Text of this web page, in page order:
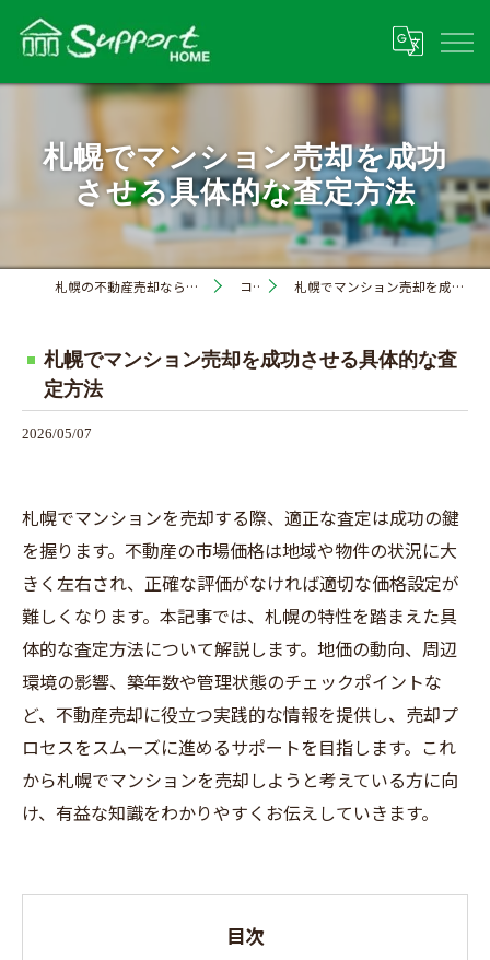
札幌でマンション売却を成功
させる具体的な査定方法
札幌の不動産売却なら株式会社サポートホーム コラム 札幌でマンション売却を成功させる具体的な査定方法
札幌でマンション売却を成功させる具体的な査
定方法
2026/05/07
札幌でマンションを売却する際、適正な査定は成功の鍵
を握ります。不動産の市場価格は地域や物件の状況に大
きく左右され、正確な評価がなければ適切な価格設定が
難しくなります。本記事では、札幌の特性を踏まえた具
体的な査定方法について解説します。地価の動向、周辺
環境の影響、築年数や管理状態のチェックポイントな
ど、不動産売却に役立つ実践的な情報を提供し、売却プ
ロセスをスムーズに進めるサポートを目指します。これ
から札幌でマンションを売却しようと考えている方に向
け、有益な知識をわかりやすくお伝えしていきます。
目次